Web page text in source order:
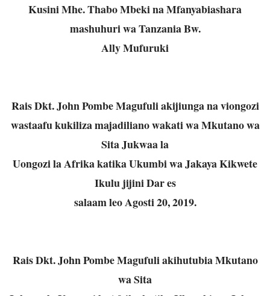
Kusini Mhe. Thabo Mbeki na Mfanyabiashara
mashuhuri wa Tanzania Bw.
Ally Mufuruki
Rais Dkt. John Pombe Magufuli akijiunga na viongozi
wastaafu kukiliza majadiliano wakati wa Mkutano wa
Sita Jukwaa la
Uongozi la Afrika katika Ukumbi wa Jakaya Kikwete
Ikulu jijini Dar es
salaam leo Agosti 20, 2019.
Rais Dkt. John Pombe Magufuli akihutubia Mkutano
wa Sita